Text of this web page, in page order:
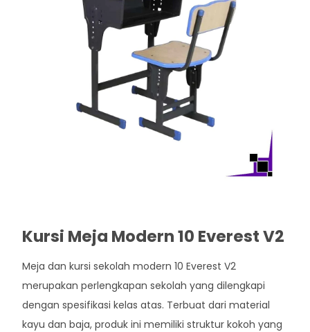
Kursi Meja Modern 10 Everest V2
Meja dan kursi sekolah modern 10 Everest V2
merupakan perlengkapan sekolah yang dilengkapi
dengan spesifikasi kelas atas. Terbuat dari material
kayu dan baja, produk ini memiliki struktur kokoh yang